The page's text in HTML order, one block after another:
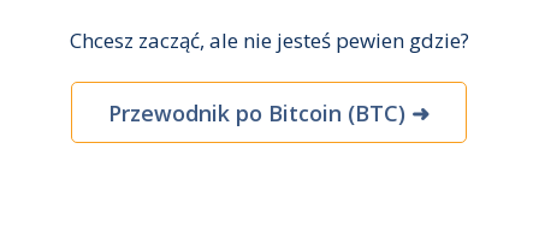
Chcesz zacząć, ale nie jesteś pewien gdzie?
Przewodnik po Bitcoin (BTC) ➜